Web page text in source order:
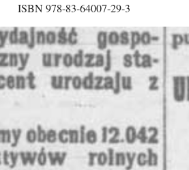
ISBN 978-83-64007-29-3